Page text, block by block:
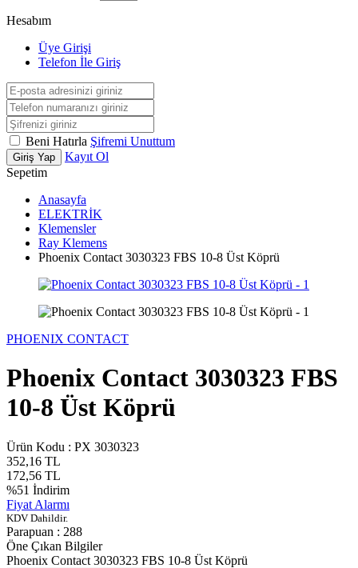
Hesabım
Üye Girişi
Telefon İle Giriş
Beni Hatırla Şifremi Unuttum
Giriş Yap
Kayıt Ol
Sepetim
Anasayfa
ELEKTRİK
Klemensler
Ray Klemens
Phoenix Contact 3030323 FBS 10-8 Üst Köprü
PHOENIX CONTACT
Phoenix Contact 3030323 FBS
10-8 Üst Köprü
Ürün Kodu : PX 3030323
352,16 TL
172,56 TL
%51 İndirim
Fiyat Alarmı
KDV Dahildir.
Parapuan : 288
Öne Çıkan Bilgiler
Phoenix Contact 3030323 FBS 10-8 Üst Köprü